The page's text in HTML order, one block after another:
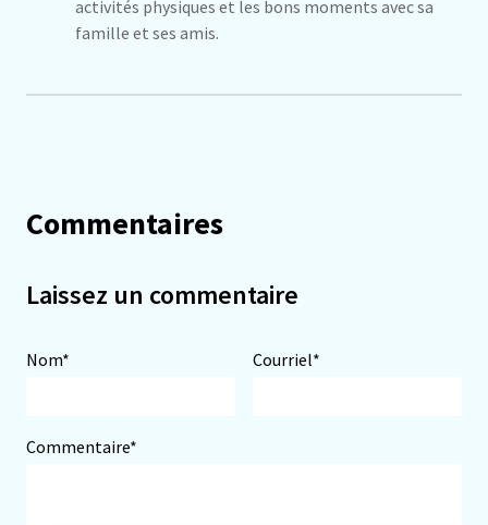
activités physiques et les bons moments avec sa
famille et ses amis.
Commentaires
Laissez un commentaire
Nom* Courriel*
Commentaire*